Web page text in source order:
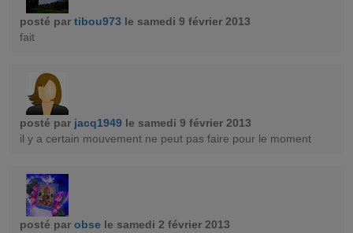
posté par tibou973 le samedi 9 février 2013
fait
posté par jacq1949 le samedi 9 février 2013
il y a certain mouvement ne peut pas faire pour le moment
posté par obse le samedi 2 février 2013